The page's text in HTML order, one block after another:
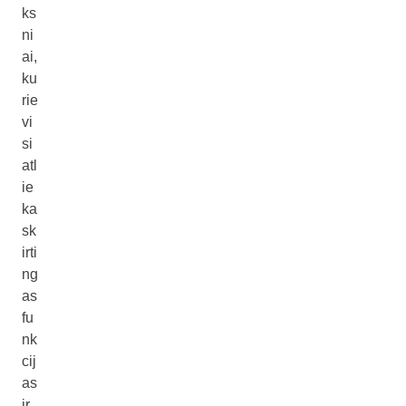
ks
ni
ai,
ku
rie
vi
si
atl
ie
ka
sk
irti
ng
as
fu
nk
cij
as